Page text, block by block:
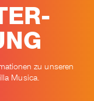
ZURÜCK ZU
zu unseren
Musica.